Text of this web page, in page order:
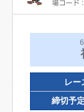
レー
締切予